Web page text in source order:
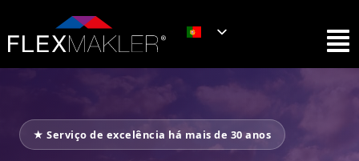
★ Serviço de excelência há mais de 30 anos